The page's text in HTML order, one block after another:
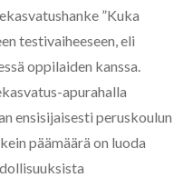
”Kuka
testivaiheeseen, eli
oppilaiden kanssa.
apurahalla
ensisijaisesti peruskoulun
päämäärä on luoda